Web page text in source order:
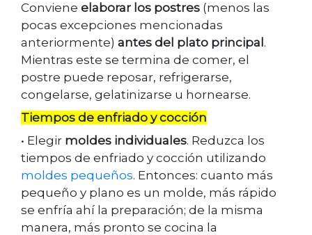
Conviene elaborar los postres (menos las
pocas excepciones mencionadas
anteriormente) antes del plato principal .
Mientras este se termina de comer, el
postre puede reposar, refrigerarse,
congelarse, gelatinizarse u hornearse.
Tiempos de enfriado y cocción
• Elegir moldes individuales. Reduzca los
tiempos de enfriado y cocción utilizando
moldes pequeños. Entonces: cuanto más
pequeño y plano es un molde, más rápido
se enfría ahí la preparación; de la misma
manera, más pronto se cocina la